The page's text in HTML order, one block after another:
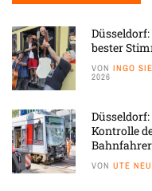
bester
VON INGO
2026
Kontrolle
VON UTE